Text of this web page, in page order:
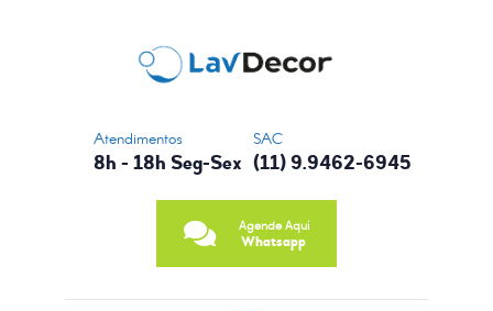
Atendimentos
8h - 18h Seg-Sex
SAC
(11) 9.9462-6945
Agende Aqui
Whatsapp
NOSSA HISTÓRIA
SERVIÇOS